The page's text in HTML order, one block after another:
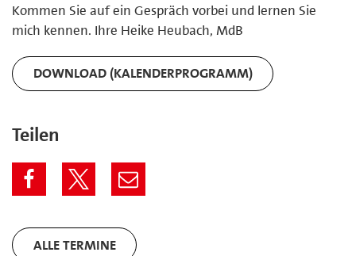
Kommen Sie auf ein Gespräch vorbei und lernen Sie
mich kennen. Ihre Heike Heubach, MdB
DOWNLOAD (KALENDERPROGRAMM)
Teilen
ALLE TERMINE